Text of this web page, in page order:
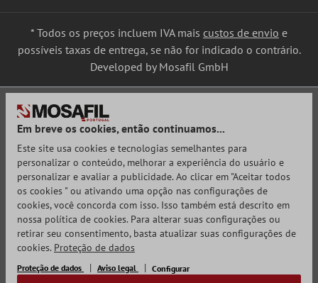
* Todos os preços incluem IVA mais custos de envio e
possíveis taxas de entrega, se não for indicado o contrário.
Developed by Mosafil GmbH
Em breve os cookies, então continuamos...
Este site usa cookies e tecnologias semelhantes para
personalizar o conteúdo, melhorar a experiência do usuário e
personalizar e avaliar a publicidade. Ao clicar em "Aceitar todos
os cookies " ou ativando uma opção nas configurações de
cookies, você concorda com isso. Isso também está descrito em
nossa política de cookies. Para alterar suas configurações ou
retirar seu consentimento, basta atualizar suas configurações de
cookies. Proteção de dados
Proteção de dados Aviso legal Configurar